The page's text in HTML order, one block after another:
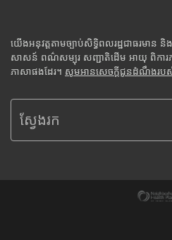
យើងអនុវត្តតាមច្បាប់សិទ្ធិពលរដ្ឋជាធរមាន
សាសន៍ ពណ៌សម្បុរ សញ្ជាតិដើម អាយុ ពិការ
ភាសាផងដែរ។ សូមអានសេចក្តីជូនដំណឹងរប